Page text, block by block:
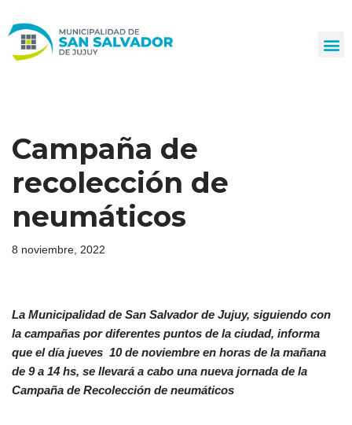
al
Campaña de
recolección de
neumáticos
8 noviembre, 2022
La Municipalidad de San Salvador de Jujuy, siguiendo con
la campañas por diferentes puntos de la ciudad, informa
que el día jueves 10 de noviembre en horas de la mañana
de 9 a 14 hs, se llevará a cabo una nueva jornada de la
Campaña de Recolección de neumáticos